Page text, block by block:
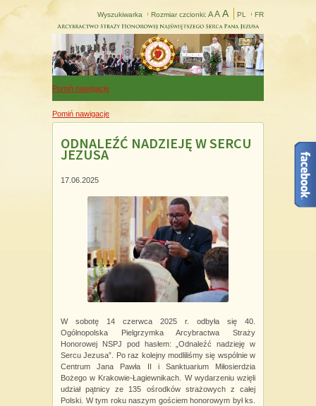
Wyszukiwarka Rozmiar czcionki: A A A PL FR
Pomiń nawigacje
Pomiń nawigacje
ODNALEŹĆ NADZIEJĘ W SERCU
JEZUSA
17.06.2025
W sobotę 14 czerwca 2025 r. odbyła się 40.
Ogólnopolska Pielgrzymka Arcybractwa Straży
Honorowej NSPJ pod hasłem: „Odnaleźć nadzieję w
Sercu Jezusa”. Po raz kolejny modliliśmy się wspólnie w
Centrum Jana Pawła II i Sanktuarium Miłosierdzia
Bożego w Krakowie-Łagiewnikach. W wydarzeniu wzięli
udział pątnicy ze 135 ośrodków strażowych z całej
Polski. W tym roku naszym gościem honorowym był ks.